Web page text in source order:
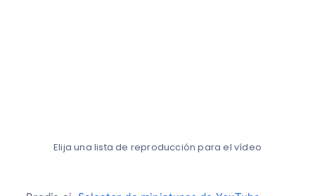
Elija una lista de reproducción para el vídeo